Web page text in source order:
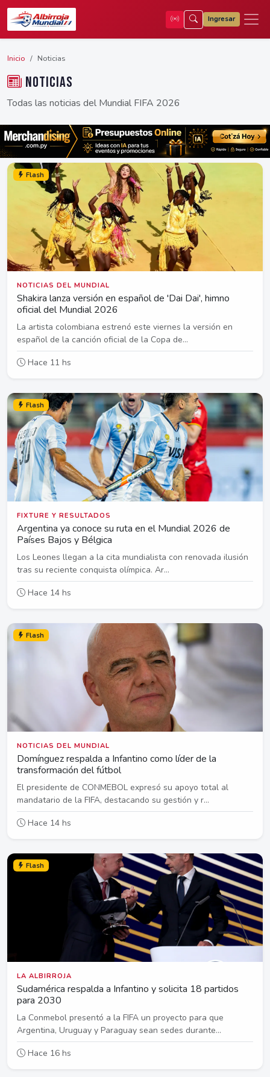
Ingresar
Inicio Noticias
Noticias
Todas las noticias del Mundial FIFA 2026
Flash
NOTICIAS DEL MUNDIAL
Shakira lanza versión en español de 'Dai Dai', himno
oficial del Mundial 2026
La artista colombiana estrenó este viernes la versión en
español de la canción oficial de la Copa de...
Hace 11 hs
Flash
FIXTURE Y RESULTADOS
Argentina ya conoce su ruta en el Mundial 2026 de
Países Bajos y Bélgica
Los Leones llegan a la cita mundialista con renovada ilusión
tras su reciente conquista olímpica. Ar...
Hace 14 hs
Flash
NOTICIAS DEL MUNDIAL
Domínguez respalda a Infantino como líder de la
transformación del fútbol
El presidente de CONMEBOL expresó su apoyo total al
mandatario de la FIFA, destacando su gestión y r...
Hace 14 hs
Flash
LA ALBIRROJA
Sudamérica respalda a Infantino y solicita 18 partidos
para 2030
La Conmebol presentó a la FIFA un proyecto para que
Argentina, Uruguay y Paraguay sean sedes durante...
Hace 16 hs